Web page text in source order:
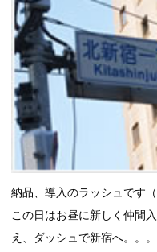
納品、導入のラッシュです（
この日はお昼に新しく仲間
え、ダッシュで新宿へ。。。